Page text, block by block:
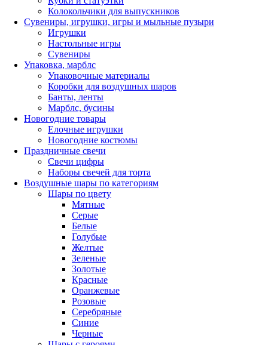
Колокольчики для выпускников
Сувениры, игрушки, игры и мыльные пузыри
Игрушки
Настольные игры
Сувениры
Упаковка, марблс
Упаковочные материалы
Коробки для воздушных шаров
Банты, ленты
Марблс, бусины
Новогодние товары
Елочные игрушки
Новогодние костюмы
Праздничные свечи
Свечи цифры
Наборы свечей для торта
Воздушные шары по категориям
Шары по цвету
Мятные
Серые
Белые
Голубые
Желтые
Зеленые
Золотые
Красные
Оранжевые
Розовые
Серебряные
Синие
Черные